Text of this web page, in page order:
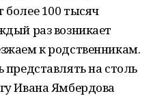
более 100 тысяч
раз возникает
к родственникам.
на столь
Ивана Ямбердова